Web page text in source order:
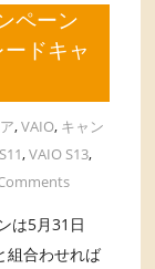
ペーン
ドキャ
,VAIO, キャン
,VAIO S13,
は5月31日
組合わせれば